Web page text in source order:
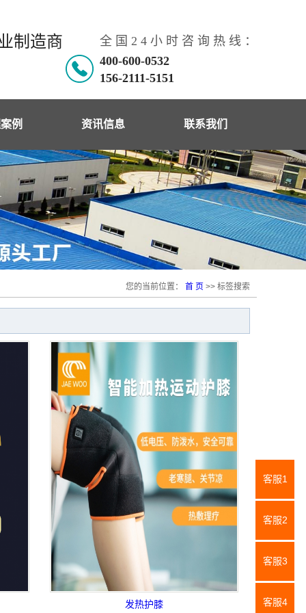
制造商
全 国 2 4 小 时 咨 询 热 线 ：
400-600-0532
156-2111-5151
例
例
场
资讯信息
公司新闻
行业动态
在宇百科
韩国电热板
电暖资讯
联系我们
您的当前位置： 首 页 >> 标签搜索
发热护膝
客服1
客服2
客服3
客服4